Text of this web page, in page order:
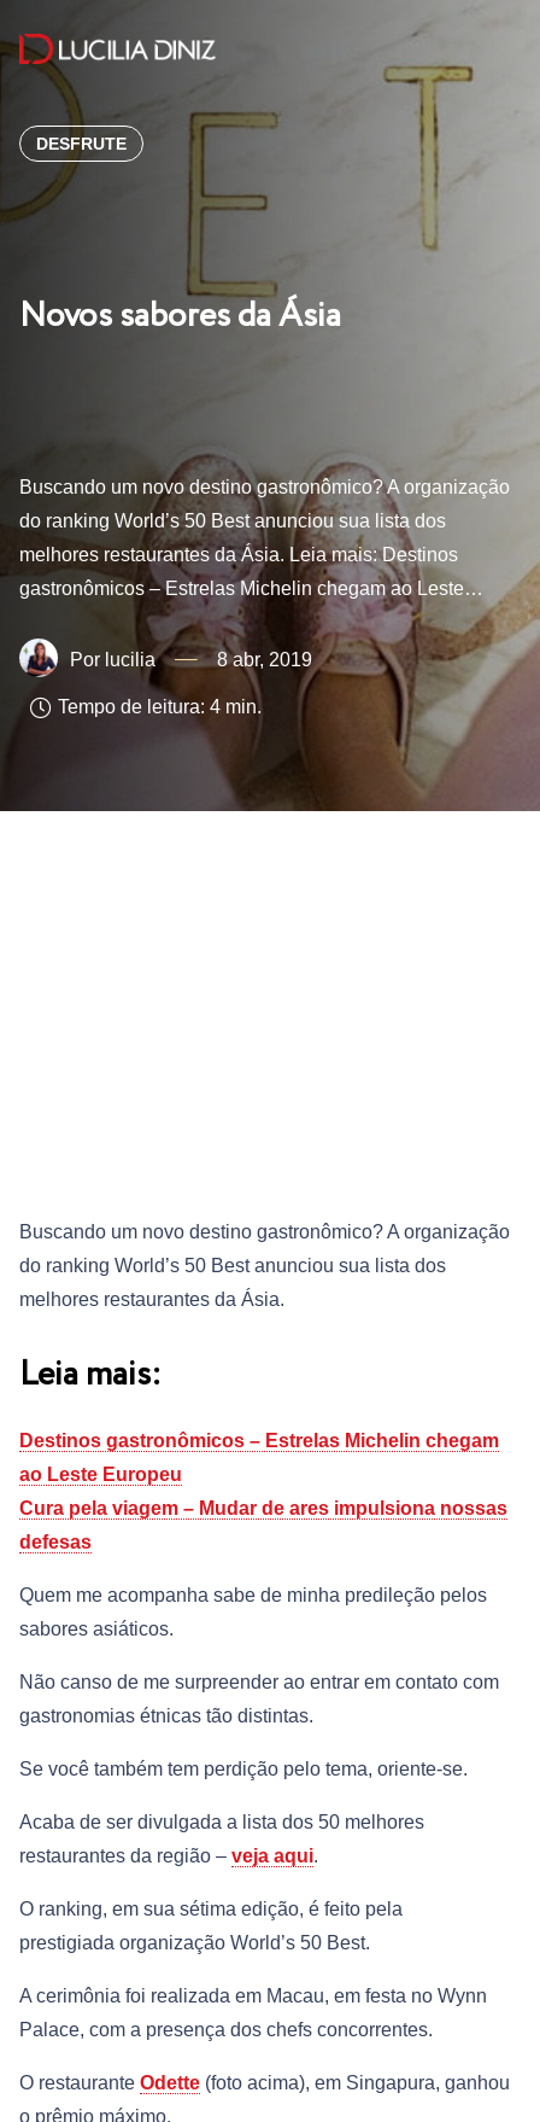
DESFRUTE
Novos sabores da Ásia
Buscando um novo destino gastronômico? A organização
do ranking World’s 50 Best anunciou sua lista dos
melhores restaurantes da Ásia. Leia mais: Destinos
gastronômicos – Estrelas Michelin chegam ao Leste…
lucilia 8 abr, 2019
Tempo de leitura: 4 min.
Buscando um novo destino gastronômico? A organização
do ranking World’s 50 Best anunciou sua lista dos
melhores restaurantes da Ásia.
Leia mais:
Destinos gastronômicos – Estrelas Michelin chegam
ao Leste Europeu
Cura pela viagem – Mudar de ares impulsiona nossas
defesas
Quem me acompanha sabe de minha predileção pelos
sabores asiáticos.
Não canso de me surpreender ao entrar em contato com
gastronomias étnicas tão distintas.
Se você também tem perdição pelo tema, oriente-se.
Acaba de ser divulgada a lista dos 50 melhores
restaurantes da região – veja aqui.
O ranking, em sua sétima edição, é feito pela
prestigiada organização World’s 50 Best.
A cerimônia foi realizada em Macau, em festa no Wynn
Palace, com a presença dos chefs concorrentes.
O restaurante Odette (foto acima), em Singapura, ganhou
o prêmio máximo.